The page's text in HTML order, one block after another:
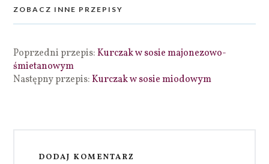
ZOBACZ INNE PRZEPISY
Poprzedni przepis:Kurczak w sosie majonezowo-
śmietanowym
Następny przepis:Kurczak w sosie miodowym
DODAJ KOMENTARZ